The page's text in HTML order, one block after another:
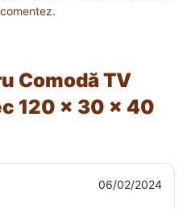
Comodă TV
120 x 30 x 40
06/02/2024